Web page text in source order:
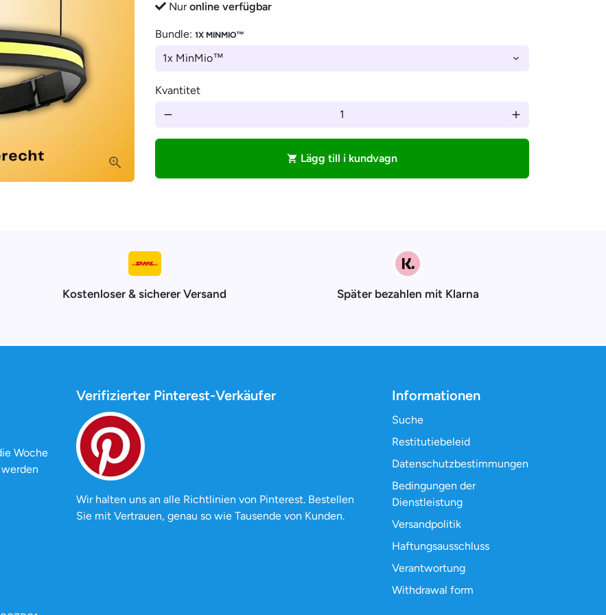
Nuronline verfügbar
Bundle: 1X MINMIO™
Kvantitet
remove add
shopping_cart Lägg till i kundvagn
Kostenloser & sicherer Versand Später bezahlen mit Klarna
Woche
Verifizierter Pinterest-Verkäufer
Wir halten uns an alle Richtlinien von Pinterest. Bestellen
Sie mit Vertrauen, genau so wie Tausende von Kunden.
Informationen
Suche
Restitutiebeleid
Datenschutzbestimmungen
Bedingungen der
Dienstleistung
Versandpolitik
Haftungsausschluss
Verantwortung
Withdrawal form